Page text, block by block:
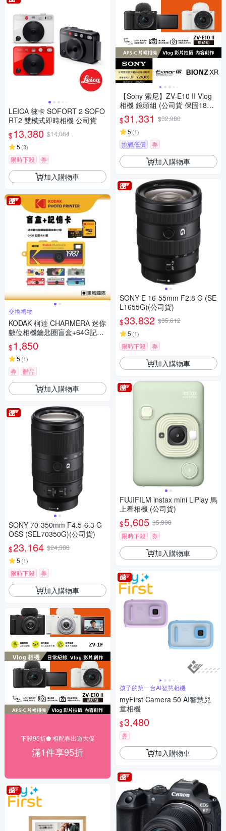
LEICA 徠卡 SOFORT 2 SOFO
RT2 雙模式即時相機 公司貨
$13,380 $14,084
5 (3)
限時下殺 券
加入購物車
交換禮物
KODAK 柯達 CHARMERA 迷你
數位相機鑰匙圈盲盒+64G記憶
卡組
$1,850
5 (1)
券 贈品
加入購物車
SONY 70-350mm F4.5-6.3 G
OSS (SEL70350G)(公司貨)
$23,164 $24,383
5 (1)
限時下殺 券
加入購物車
下殺95折⬟ 相配春出遊大促
滿1件享95折
【Sony 索尼】ZV-E10 II Vlog
相機 鏡頭組 (公司貨 保固18+6
個月)
$31,331 $32,980
5 (1)
挑戰低價 券
加入購物車
SONY E 16-55mm F2.8 G (SE
L1655G)(公司貨)
$33,832 $35,612
5 (1)
限時下殺 券
加入購物車
FUJIFILM instax mini LiPlay 馬
上看相機 (公司貨)
$5,605 $5,900
限時下殺
券
加入購物車
孩子的第一台AI智慧相機
myFirst Camera 50 AI智慧兒
童相機
$3,480
券
加入購物車